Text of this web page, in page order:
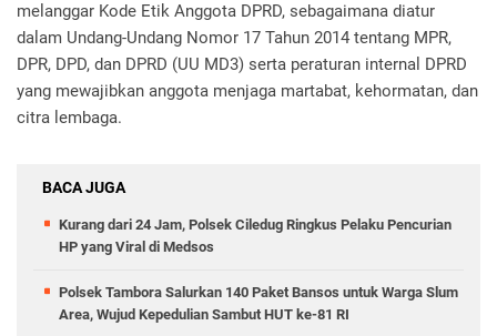
melanggar Kode Etik Anggota DPRD, sebagaimana diatur
dalam Undang-Undang Nomor 17 Tahun 2014 tentang MPR,
DPR, DPD, dan DPRD (UU MD3) serta peraturan internal DPRD
yang mewajibkan anggota menjaga martabat, kehormatan, dan
citra lembaga.
BACA JUGA
Kurang dari 24 Jam, Polsek Ciledug Ringkus Pelaku Pencurian
HP yang Viral di Medsos
Polsek Tambora Salurkan 140 Paket Bansos untuk Warga Slum
Area, Wujud Kepedulian Sambut HUT ke-81 RI